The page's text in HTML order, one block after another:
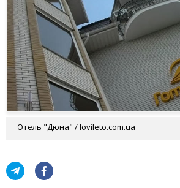
Отель "Дюна" / lovileto.com.ua